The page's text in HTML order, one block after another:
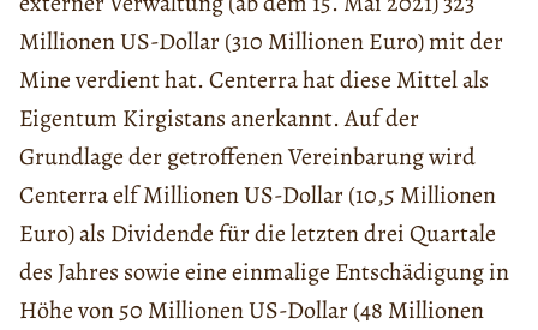
Millionen US-Dollar (310 Millionen Euro) mit der
Mine verdient hat. Centerra hat diese Mittel als
Eigentum Kirgistans anerkannt. Auf der
Grundlage der getroffenen Vereinbarung wird
Centerra elf Millionen US-Dollar (10,5 Millionen
Euro) als Dividende für die letzten drei Quartale
des Jahres sowie eine einmalige Entschädigung in
Höhe von 50 Millionen US-Dollar (48 Millionen